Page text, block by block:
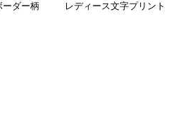
ーダー柄
レディース文字プリント